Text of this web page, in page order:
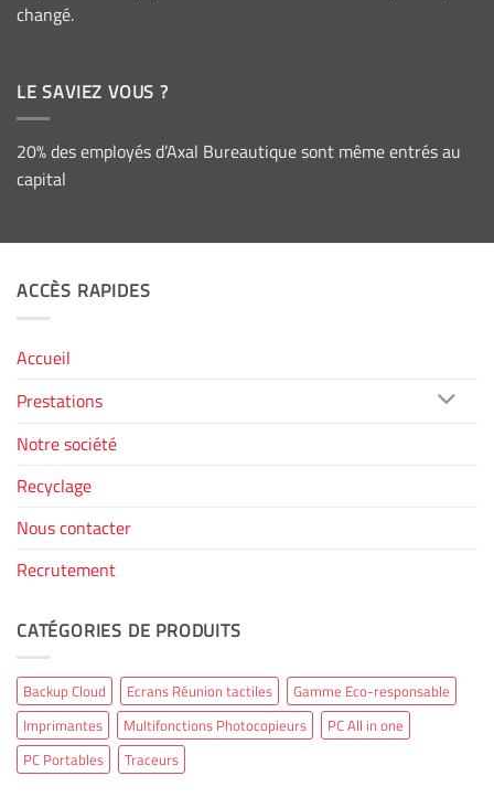
changé.
LE SAVIEZ VOUS ?
20% des employés d’Axal Bureautique sont même entrés au
capital
ACCÈS RAPIDES
Accueil
Prestations
Notre société
Recyclage
Nous contacter
Recrutement
CATÉGORIES DE PRODUITS
Backup Cloud Ecrans Réunion tactiles
Gamme Eco-responsable
Imprimantes
Multifonctions Photocopieurs
PC All in one
PC Portables
Traceurs